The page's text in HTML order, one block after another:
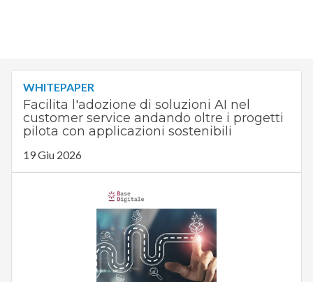
WHITEPAPER
Facilita l'adozione di soluzioni AI nel
customer service andando oltre i progetti
pilota con applicazioni sostenibili
19 Giu 2026